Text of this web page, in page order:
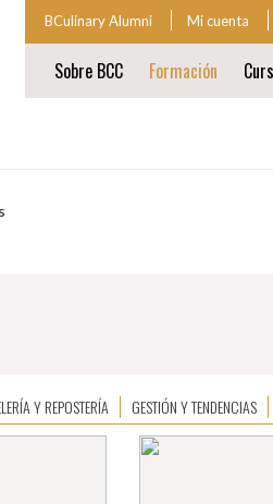
BCulinary Alumni Mi cuenta
navegación
Sobre BCC Formación
Y REPOSTERÍA GESTIÓN Y TENDENCIAS